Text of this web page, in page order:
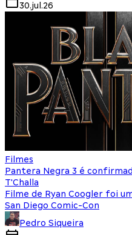
30.jul.26
Filmes
Pantera Negra 3 é
T'Challa
Filme de Ryan Coogler foi
San Diego Comic-Con
Pedro Siqueira